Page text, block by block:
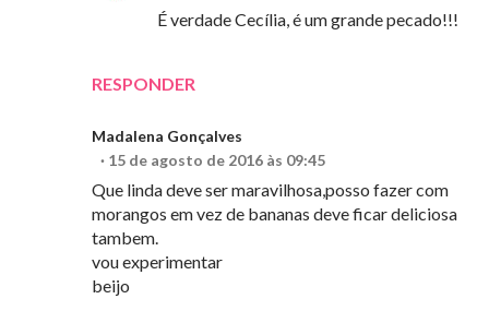
RESPONDER
É verdade Cecília, é um grande pecado!!!
Madalena Gonçalves
15 de agosto de 2016 às 09:45
Que linda deve ser maravilhosa,posso fazer com
morangos em vez de bananas deve ficar deliciosa
tambem.
vou experimentar
beijo